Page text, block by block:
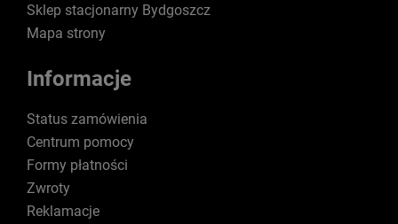
Sklep stacjonarny Bydgoszcz
Mapa strony
Informacje
Status zamówienia
Centrum pomocy
Formy płatności
Zwroty
Reklamacje